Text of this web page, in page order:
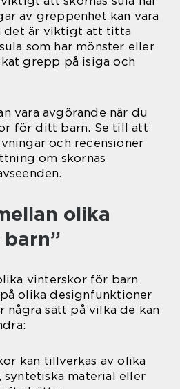
av greppenhet kan vara
det är viktigt att titta
som har mönster eller
grepp på isiga och
vara avgörande när du
för ditt barn. Se till att
och recensioner
om skornas
olika
vinterskor för barn
olika designfunktioner
några sätt på vilka de kan
kan tillverkas av olika
syntetiska material eller